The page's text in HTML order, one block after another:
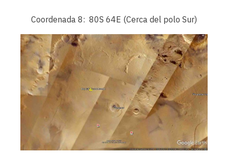
Coordenada 8: 80S 64E (Cerca del polo Sur)